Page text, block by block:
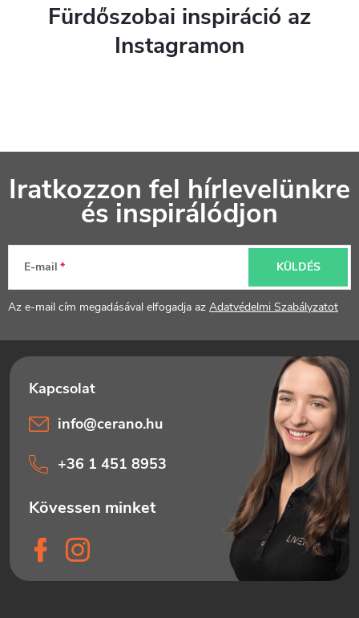
Fürdőszobai inspiráció az
Instagramon
á
é
Iratkozzon fel hírlevelünkre
és inspirálódjon
E-mail
Az e-mail cím megadásával elfogadja az Adatvédelmi Szabályzatot
KÜLDÉS
info@cerano.hu
+36 1 451 8953